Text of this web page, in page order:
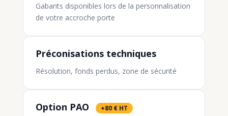
Gabarits disponibles lors de la personnalisation
de votre accroche porte
Préconisations techniques
Résolution, fonds perdus, zone de sécurité
Option PAO +80 € HT